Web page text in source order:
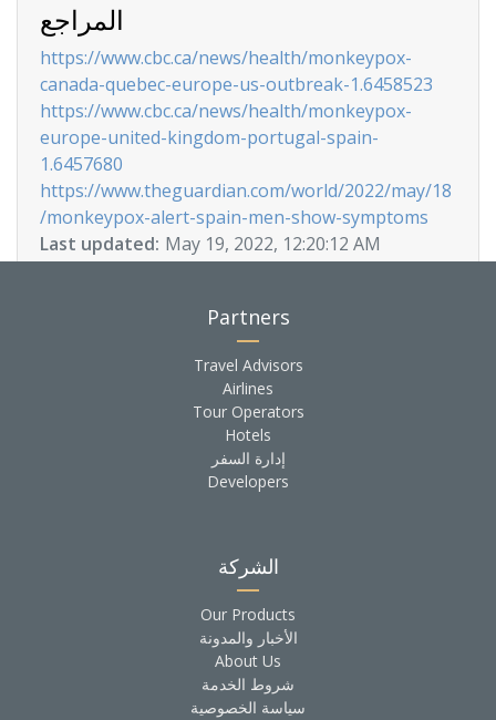
المراجع
https://www.cbc.ca/news/health/monkeypox-
canada-quebec-europe-us-outbreak-1.6458523
https://www.cbc.ca/news/health/monkeypox-
europe-united-kingdom-portugal-spain-
1.6457680
https://www.theguardian.com/world/2022/may/18
/monkeypox-alert-spain-men-show-symptoms
Last updated: May 19, 2022, 12:20:12 AM
Partners
Travel Advisors
Airlines
Tour Operators
Hotels
إدارة السفر
Developers
الشركة
Our Products
الأخبار والمدونة
About Us
شروط الخدمة
سياسة الخصوصية